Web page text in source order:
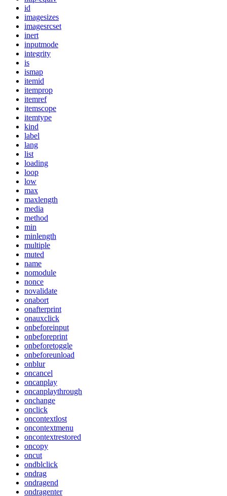
id
imagesizes
imagesrcset
inert
inputmode
integrity
is
ismap
itemid
itemprop
itemref
itemscope
itemtype
kind
label
lang
list
loading
loop
low
max
maxlength
media
method
min
minlength
multiple
muted
name
nomodule
nonce
novalidate
onabort
onafterprint
onauxclick
onbeforeinput
onbeforeprint
onbeforetoggle
onbeforeunload
onblur
oncancel
oncanplay
oncanplaythrough
onchange
onclick
oncontextlost
oncontextmenu
oncontextrestored
oncopy
oncut
ondblclick
ondrag
ondragend
ondragenter